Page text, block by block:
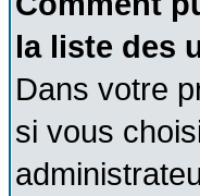
la liste des
Dans votre
si vous